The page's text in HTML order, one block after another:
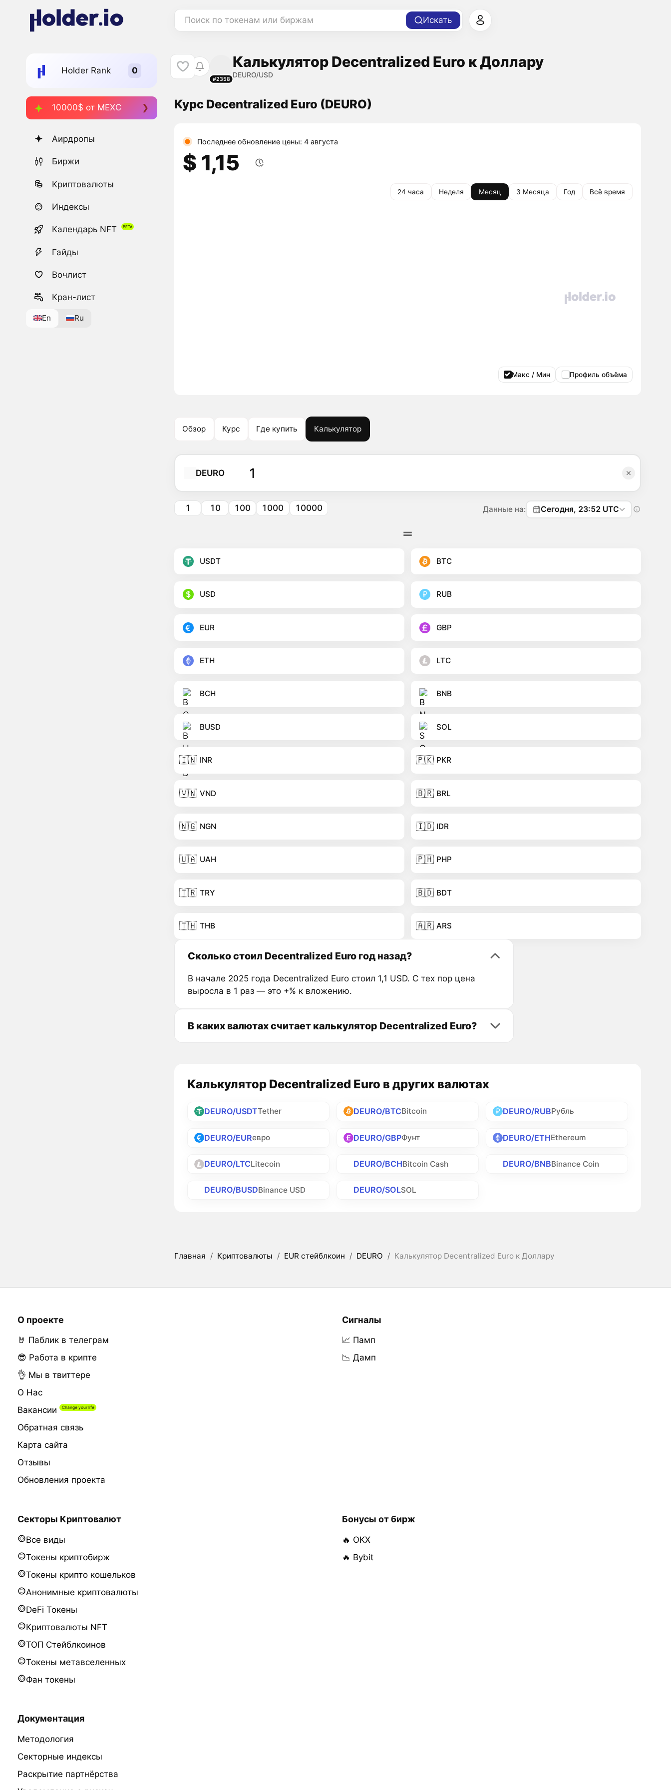
Поиск по токенам или биржам Искать
Holder Rank
10000$ от MEXC
Аирдропы
Биржи
Криптовалюты
Индексы
Календарь NFT
Гайды
Вочлист
Кран-лист
En Ru
#2358
Калькулятор Decentralized Euro к Доллару
DEURO/USD
Курс Decentralized Euro (DEURO)
Последнее обновление цены: 4 августа
$ 1,15
24 часа Неделя Месяц 3 Месяца Год Всё время
Макс / Мин Профиль объёма
Обзор Курс Где купить Калькулятор
DEURO
1 10 100 1000 10000 Данные на: Сегодня, 23:52 UTC
USDT BTC
USD RUB
EUR GBP
ETH LTC
BCH BNB
BUSD SOL
🇮🇳 INR 🇵🇰 PKR
🇻🇳 VND 🇧🇷 BRL
🇳🇬 NGN 🇮🇩 IDR
🇺🇦 UAH 🇵🇭 PHP
🇹🇷 TRY 🇧🇩 BDT
🇹🇭 THB 🇦🇷 ARS
Сколько стоил Decentralized Euro год назад?
В начале 2025 года Decentralized Euro стоил 1,1 USD. С тех пор цена
выросла в 1 раз — это +% к вложению.
В каких валютах считает калькулятор Decentralized Euro?
Калькулятор Decentralized Euro в других валютах
DEURO/USDTTether DEURO/BTCBitcoin DEURO/RUBРубль
DEURO/EURевро DEURO/GBPФунт DEURO/ETHEthereum
DEURO/LTCLitecoin DEURO/BCHBitcoin Cash DEURO/BNBBinance Coin
DEURO/BUSDBinance USD DEURO/SOLSOL
Главная / Криптовалюты / EUR стейблкоин / DEURO / Калькулятор Decentralized Euro к Доллару
О проекте
🤘 Паблик в телеграм
😎 Работа в крипте
👌 Мы в твиттере
О Нас
Вакансии
Обратная связь
Карта сайта
Отзывы
Обновления проекта
Сигналы
📈 Памп
📉 Дамп
Секторы Криптовалют
Все виды
Токены криптобирж
Токены крипто кошельков
Анонимные криптовалюты
DeFi Токены
Криптовалюты NFT
ТОП Стейблкоинов
Токены метавселенных
Фан токены
Бонусы от бирж
🔥 OKX
🔥 Bybit
Документация
Методология
Секторные индексы
Раскрытие партнёрства